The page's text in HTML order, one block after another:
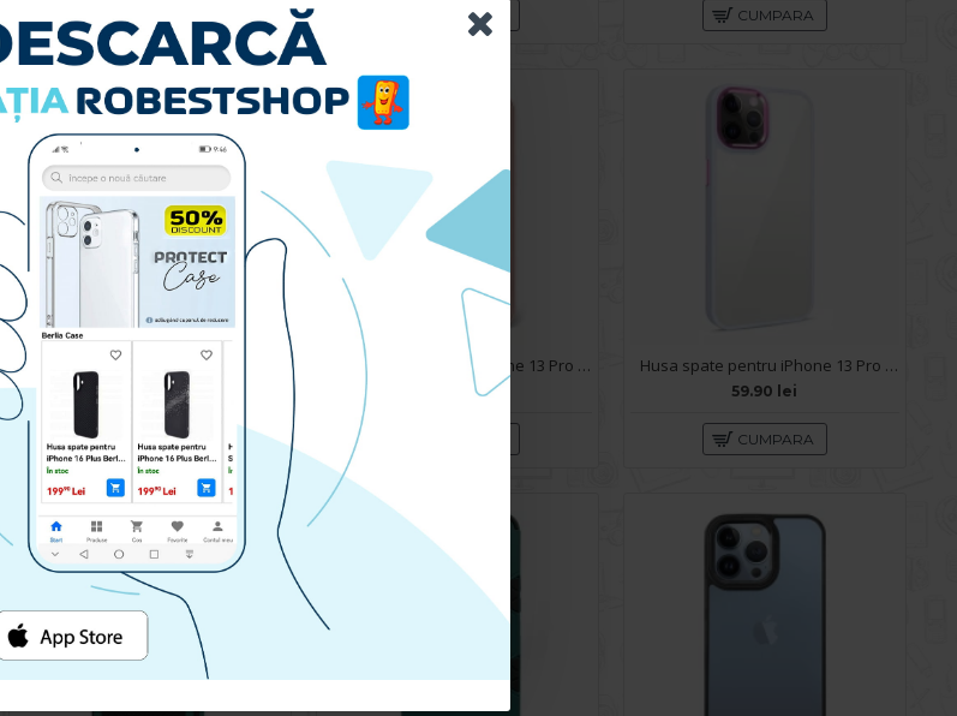
CUMPARA CUMPARA
119.90 lei
CUMPARA
Husa spate pentru iPhone 13 Pro Max - Lito Case Roz
79.90 lei
Husa spate pentru iPhone 13 Pro Max - Leaf Case Mov
59.90 lei
CUMPARA